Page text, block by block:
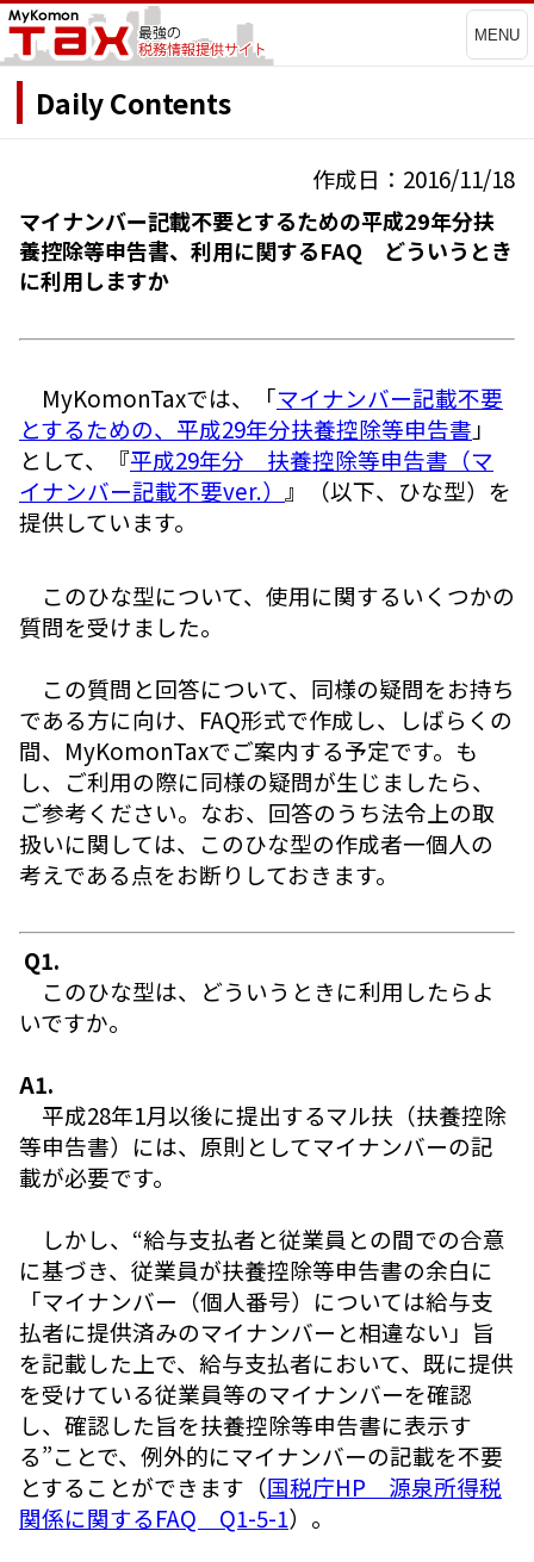
MENU
Daily Contents
作成日：2016/11/18
マイナンバー記載不要とするための平成29年分扶
養控除等申告書、利用に関するFAQ どういうとき
に利用しますか
MyKomonTaxでは、「マイナンバー記載不要
とするための、平成29年分扶養控除等申告書 」
として、『平成29年分 扶養控除等申告書（マ
イナンバー記載不要ver.） 』（以下、ひな型）を
提供しています。
このひな型について、使用に関するいくつかの
質問を受けました。
この質問と回答について、同様の疑問をお持ち
である方に向け、FAQ形式で作成し、しばらくの
間、MyKomonTaxでご案内する予定です。も
し、ご利用の際に同様の疑問が生じましたら、
ご参考ください。なお、回答のうち法令上の取
扱いに関しては、このひな型の作成者一個人の
考えである点をお断りしておきます。
Q1.
このひな型は、どういうときに利用したらよ
いですか。
A1.
平成28年1月以後に提出するマル扶（扶養控除
等申告書）には、原則としてマイナンバーの記
載が必要です。
しかし、“給与支払者と従業員との間での合意
に基づき、従業員が扶養控除等申告書の余白に
「マイナンバー（個人番号）については給与支
払者に提供済みのマイナンバーと相違ない」旨
を記載した上で、給与支払者において、既に提供
を受けている従業員等のマイナンバーを確認
し、確認した旨を扶養控除等申告書に表示す
る”ことで、例外的にマイナンバーの記載を不要
とすることができます（国税庁HP 源泉所得税
関係に関するFAQ Q1-5-1）。